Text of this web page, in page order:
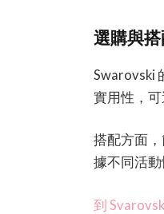
選購與
Swarovski
實用性，
搭配方面
據不同活
到